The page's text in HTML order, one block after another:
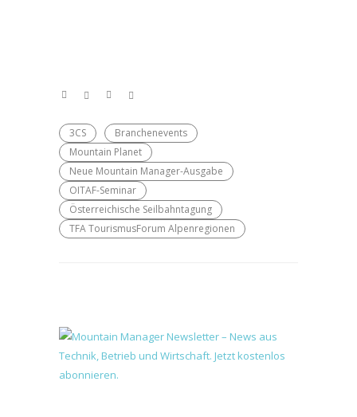
3CS
Branchenevents
Mountain Planet
Neue Mountain Manager-Ausgabe
OITAF-Seminar
Österreichische Seilbahntagung
TFA TourismusForum Alpenregionen